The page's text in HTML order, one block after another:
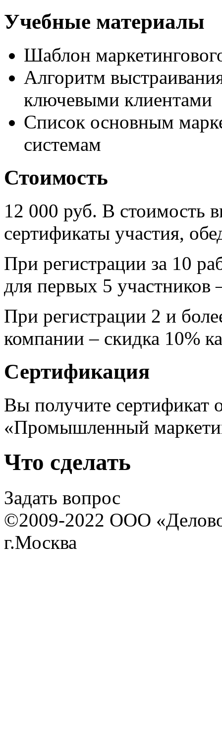
Учебные материалы
Шаблон
Алгоритм
ключевыми клиентами
Список основным
системам
Стоимость
12 000 руб. В стоимость
сертификаты участия,
При регистрации за 10
для первых 5 участников
При регистрации 2 и
компании – скидка 10%
Сертификация
Вы получите сертификат
«Промышленный
Что сделать
Задать вопрос
©2009-2022 ООО
г.Москва